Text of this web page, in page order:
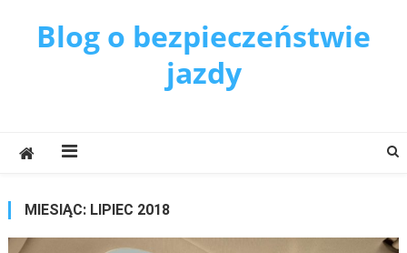
Blog o bezpieczeństwie
jazdy
MIESIĄC: LIPIEC 2018